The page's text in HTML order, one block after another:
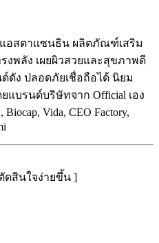
แอสตาแซนธิน ผลิตภัณฑ์เสริม
พลัง เผยผิวสวยและสุขภาพดี
ดัง ปลอดภัยเชื่อถือได้ นิยม
แบรนด์บริษัทจาก Official เอง
Vida, CEO Factory,
ดสินใจง่ายขึ้น ]